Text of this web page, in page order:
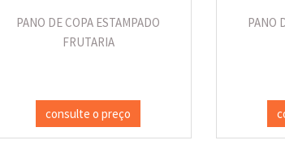
PANO DE COPA ESTAMPADO
FRUTARIA
consulte o preço
PANO